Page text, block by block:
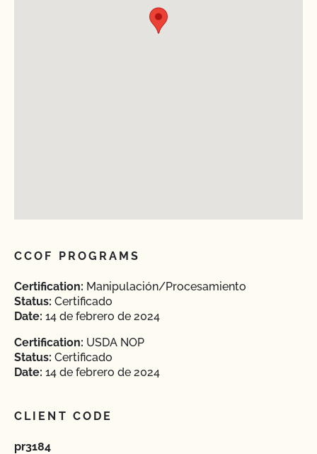
CCOF PROGRAMS
Certification: Manipulación/Procesamiento
Status: Certificado
Date: 14 de febrero de 2024
Certification: USDA NOP
Status: Certificado
Date: 14 de febrero de 2024
CLIENT CODE
pr3184